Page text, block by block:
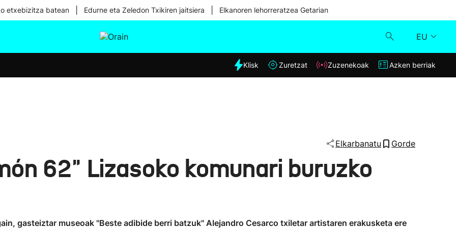
etxebizitza batean Edurne eta Zeledon Txikiren jaitsiera Elkanoren lehorreratzea Getarian
EU
Eguraldia
Klisk
Klisk Zuretzat Zuzenekoak Azken berriak
Elkarbanatu Gorde
62" Lizasoko komunari buruzko
gasteiztar museoak "Beste adibide berri batzuk" Alejandro Cesarco txiletar artistaren erakusketa ere